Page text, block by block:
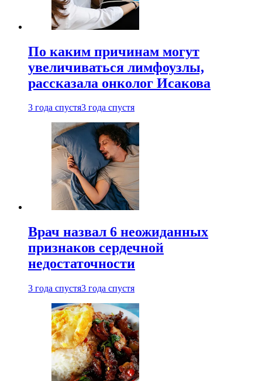
По каким причинам могут
увеличиваться лимфоузлы,
рассказала онколог Исакова
3 года спустя3 года спустя
Врач назвал 6 неожиданных
признаков сердечной
недостаточности
3 года спустя3 года спустя